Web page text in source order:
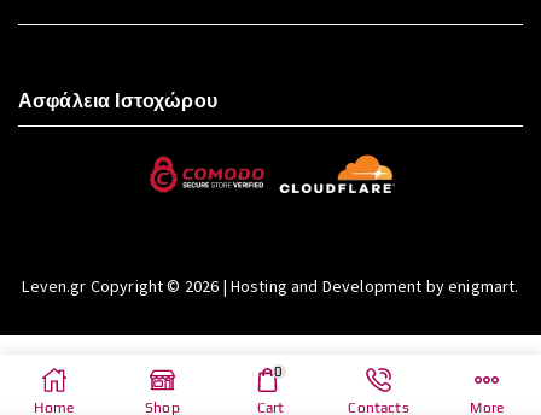
Ασφάλεια Ιστοχώρου
Leven.gr Copyright © 2026 | Hosting and Development by enigmart.
Home Shop
0
Cart Contacts More